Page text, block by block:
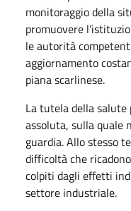
monitoraggio della
promuovere
le autorità
aggiornamento
piana scarlinese.
La tutela della
assoluta, sulla quale
guardia. Allo stesso
difficoltà che
colpiti dagli effetti
settore industriale.